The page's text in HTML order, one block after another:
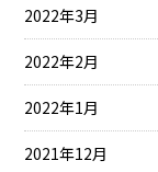
2022年3月
2022年2月
2022年1月
2021年12月